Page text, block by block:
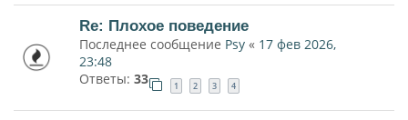
Re: Плохое поведение
Последнее сообщение Psy « 17 фев 2026,
23:48
Ответы: 33 1 2 3 4